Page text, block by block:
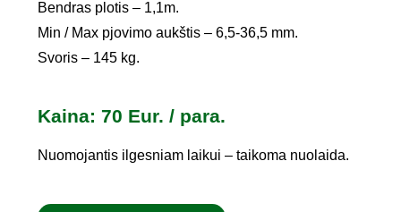
Bendras plotis – 1,1m.
Min / Max pjovimo aukštis – 6,5-36,5 mm.
Svoris – 145 kg.
Kaina: 70 Eur. / para.
Nuomojantis ilgesniam laikui – taikoma nuolaida.